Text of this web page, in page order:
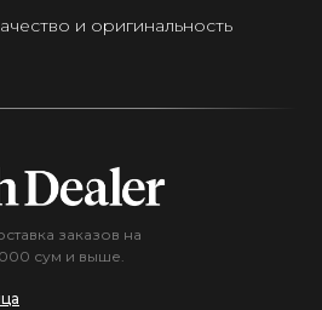
и оригинальность
заказов на
сум и выше.